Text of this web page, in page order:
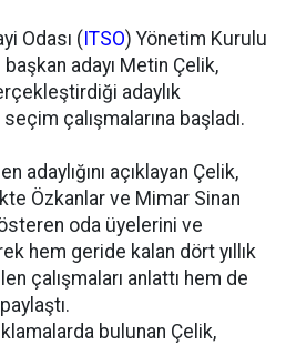
Odası ( ITSO) Yönetim Kurulu
adayı Metin Çelik,
adaylık
seçim çalışmalarına başladı.
adaylığını açıklayan Çelik,
Özkanlar ve Mimar Sinan
oda üyelerini ve
hem geride kalan dört yıllık
çalışmaları anlattı hem de
bulunan Çelik,